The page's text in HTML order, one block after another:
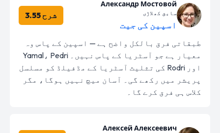
Александр Мостовой
سابق کھلاڑی
اسپین کی جیت
شرح 3.55
طبقاتی فرق بالکل واضح ہے — اسپین کے پاس وہ
معیار ہے جو آسٹریا کے پاس نہیں۔ Yamal، Pedri
اور Rodri کی تثلیث آسٹریا کے مڈفیلڈ کو مسلسل
پریشر میں رکھے گی۔ آسان میچ نہیں ہوگا، مگر
کلاس ہی فرق کرے گا۔
Алексей Алексеевич